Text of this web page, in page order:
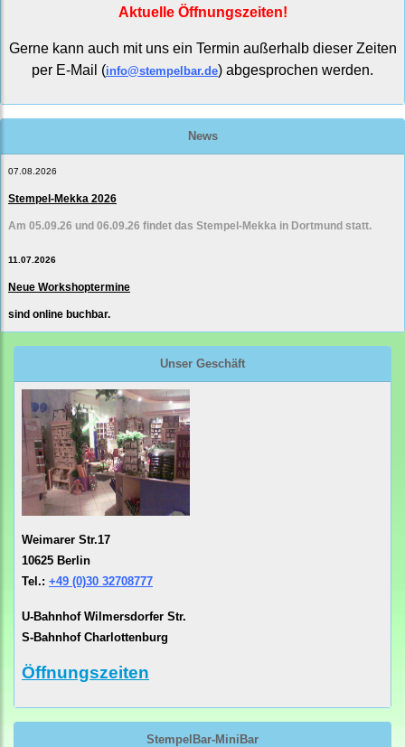
Aktuelle Öffnungszeiten!
Gerne kann auch mit uns ein Termin außerhalb dieser Zeiten
per E-Mail (info@stempelbar.de) abgesprochen werden.
News
07.08.2026
Stempel-Mekka 2026
Am 05.09.26 und 06.09.26 findet das Stempel-Mekka in Dortmund statt.
11.07.2026
Neue Workshoptermine
sind online buchbar.
Unser Geschäft
Weimarer Str.17
10625 Berlin
Tel.: +49 (0)30 32708777
U-Bahnhof Wilmersdorfer Str.
S-Bahnhof Charlottenburg
Öffnungszeiten
StempelBar-MiniBar